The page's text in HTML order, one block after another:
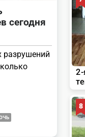
сегодня
разрушений